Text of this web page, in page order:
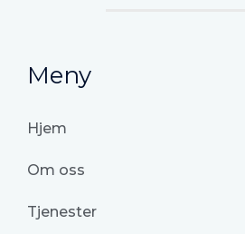
Meny
Hjem
Om oss
Tjenester